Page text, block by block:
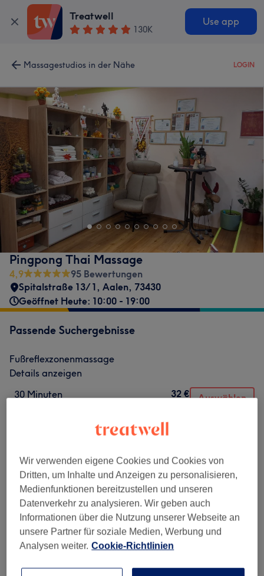
Treatwell
130K
Use app
Massagestudios in der Nähe LOGIN
Pingpong Thai Massage
4,9
95 Bewertungen
Spitalstraße 13/1, Aalen, 73430
Geöffnet Heute: 10:00 - 19:00
Passende Suchergebnisse
Fußreflexzonenmassage
Details anzeigen
30 Minuten
32 € Auswählen
Nicht gefunden wonach du gesucht hast?
Alle Services
Massagen (11) ab 32 €
Wir verwenden eigene Cookies und Cookies von
Dritten, um Inhalte und Anzeigen zu personalisieren,
Medienfunktionen bereitzustellen und unseren
Datenverkehr zu analysieren. Wir geben auch
Informationen über die Nutzung unserer Webseite an
unsere Partner für soziale Medien, Werbung und
Analysen weiter. Cookie-Richtlinien